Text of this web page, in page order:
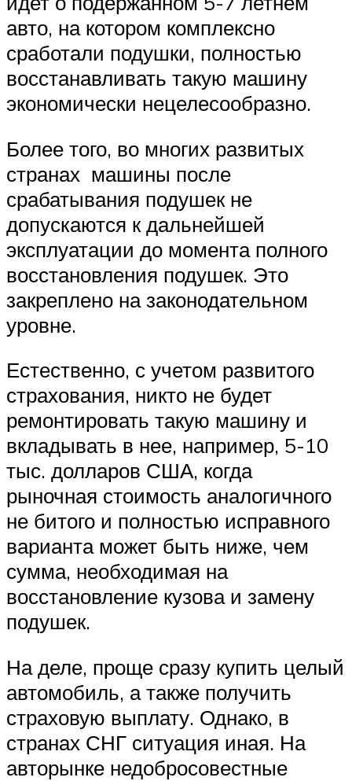
авто, на котором комплексно
сработали подушки, полностью
восстанавливать такую машину
экономически нецелесообразно.
Более того, во многих развитых
странах машины после
срабатывания подушек не
допускаются к дальнейшей
эксплуатации до момента полного
восстановления подушек. Это
закреплено на законодательном
уровне.
Естественно, с учетом развитого
страхования, никто не будет
ремонтировать такую машину и
вкладывать в нее, например, 5-10
тыс. долларов США, когда
рыночная стоимость аналогичного
не битого и полностью исправного
варианта может быть ниже, чем
сумма, необходимая на
восстановление кузова и замену
подушек.
На деле, проще сразу купить целый
автомобиль, а также получить
страховую выплату. Однако, в
странах СНГ ситуация иная. На
авторынке недобросовестные